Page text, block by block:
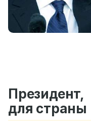
для страны